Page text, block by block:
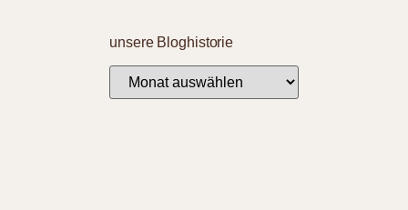
unsere Bloghistorie